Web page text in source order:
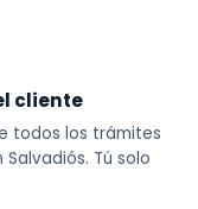
cliente
todos los trámites
Tú solo